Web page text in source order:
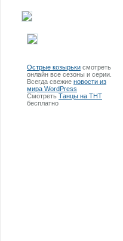
Острые козырьки смотреть
онлайн все сезоны и серии.
Всегда свежие новости из
мира WordPress
Смотреть Танцы на ТНТ
бесплатно